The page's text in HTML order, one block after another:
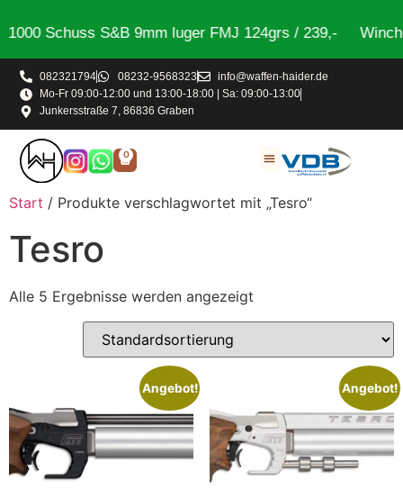
Schuss S&B 9mm luger FMJ 124grs / 239,-
082321794 08232-9568323
info@waffen-haider.de
Mo-Fr 09:00-12:00 und 13:00-18:00 | Sa: 09:00-13:00
Junkersstraße 7, 86836 Graben
0
Start / Produkte verschlagwortet mit „Tesro“
Tesro
Alle 5 Ergebnisse werden angezeigt
Angebot! Angebot!